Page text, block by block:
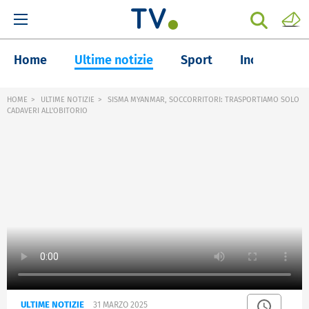
Home Ultime notizie Sport Inchieste
HOME ULTIME NOTIZIE
SISMA MYANMAR, SOCCORRITORI: TRASPORTIAMO SOLO
CADAVERI ALL'OBITORIO
ULTIME NOTIZIE 31 MARZO 2025